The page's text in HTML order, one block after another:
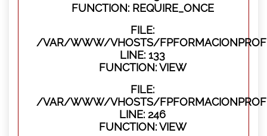
FUNCTION: REQUIRE_ONCE
FILE:
/VAR/WWW/VHOSTS/
LINE: 133
FUNCTION: VIEW
FILE:
/VAR/WWW/VHOSTS/
LINE: 246
FUNCTION: VIEW